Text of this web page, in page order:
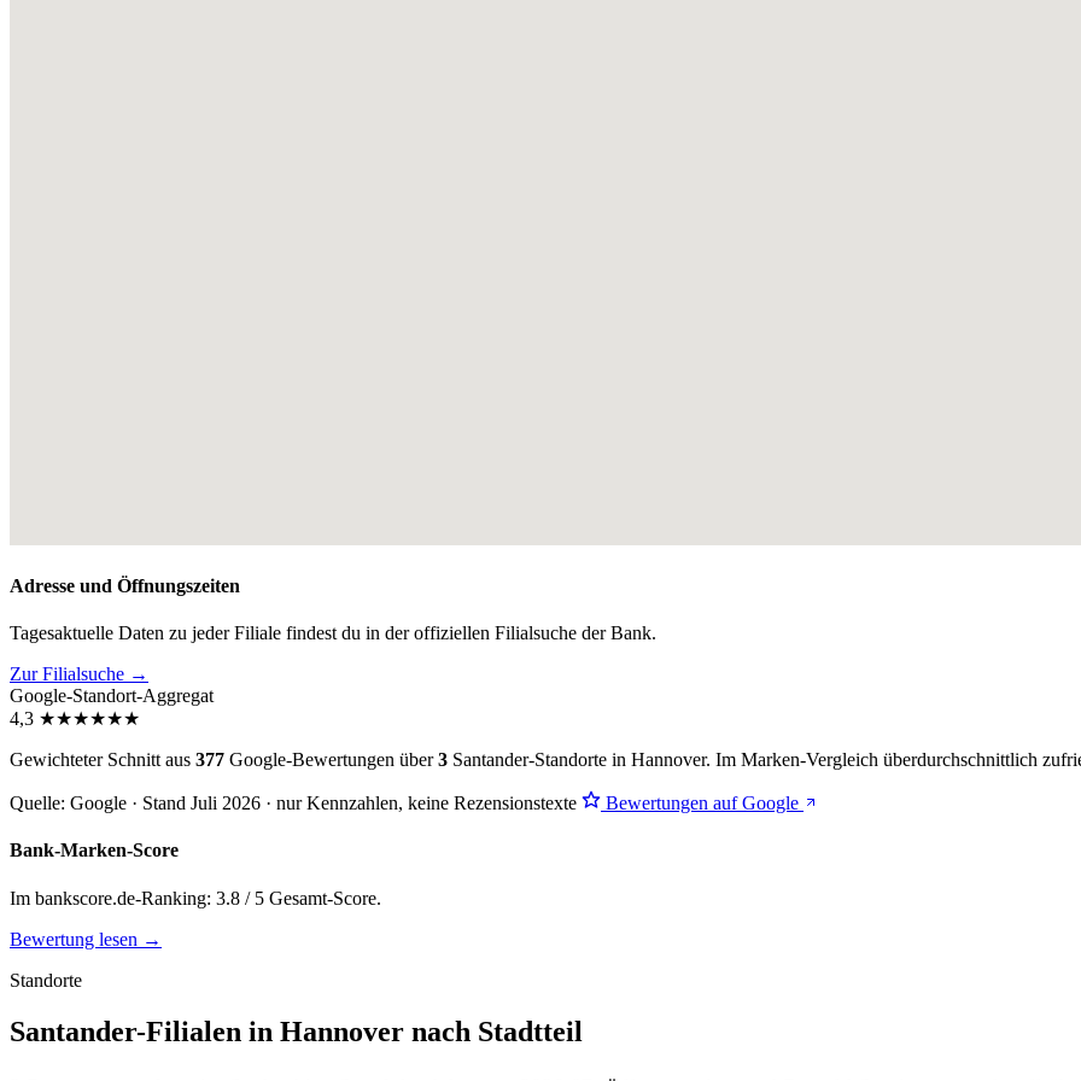
Adresse und Öffnungszeiten
Tagesaktuelle Daten zu jeder Filiale findest du in der offiziellen Filialsuche der Bank.
Zur Filialsuche →
Google-Standort-Aggregat
4,3 ★★★★★★
Gewichteter Schnitt aus 377 Google-Bewertungen über3 Santander-Standorte in Hannover. Im Marken-Vergleich überdurchschnittlich
Quelle: Google · Stand Juli 2026 · nur Kennzahlen, keine Rezensionstexte Bewertungen auf Google
Bank-Marken-Score
Im bankscore.de-Ranking: 3.8 / 5 Gesamt-Score.
Bewertung lesen →
Standorte
Santander-Filialen in Hannover nach Stadtteil